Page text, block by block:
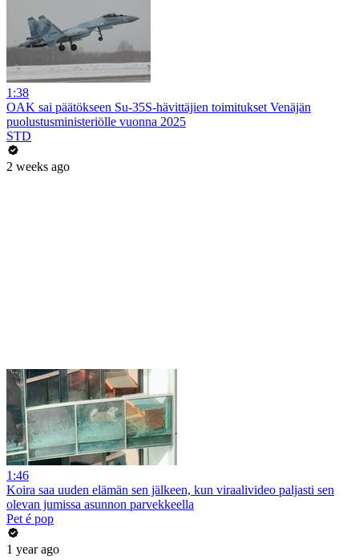
1:38
OAK sai päätökseen Su-35S-hävittäjien toimitukset Venäjän
puolustusministeriölle vuonna 2025
STD
2 weeks ago
1:46
Koira saa uuden elämän sen jälkeen, kun viraalivideo paljasti sen
olevan jumissa asunnon parvekkeella
Pet é pop
1 year ago